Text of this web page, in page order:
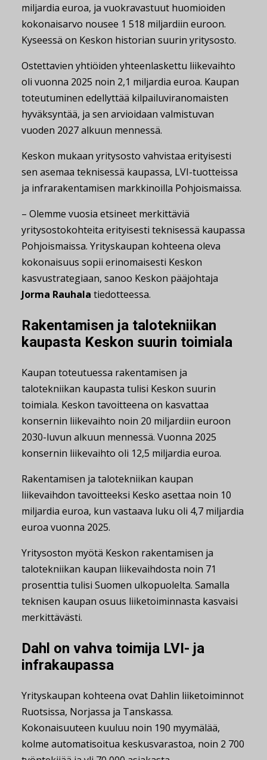
miljardia euroa, ja vuokravastuut huomioiden
kokonaisarvo nousee 1 518 miljardiin euroon.
Kyseessä on Keskon historian suurin yritysosto.
Ostettavien yhtiöiden yhteenlaskettu liikevaihto
oli vuonna 2025 noin 2,1 miljardia euroa. Kaupan
toteutuminen edellyttää kilpailuviranomaisten
hyväksyntää, ja sen arvioidaan valmistuvan
vuoden 2027 alkuun mennessä.
Keskon mukaan yritysosto vahvistaa erityisesti
sen asemaa teknisessä kaupassa, LVI-tuotteissa
ja infrarakentamisen markkinoilla Pohjoismaissa.
– Olemme vuosia etsineet merkittäviä
yritysostokohteita erityisesti teknisessä kaupassa
Pohjoismaissa. Yrityskaupan kohteena oleva
kokonaisuus sopii erinomaisesti Keskon
kasvustrategiaan, sanoo Keskon pääjohtaja
Jorma Rauhala tiedotteessa.
Rakentamisen ja talotekniikan
kaupasta Keskon suurin toimiala
Kaupan toteutuessa rakentamisen ja
talotekniikan kaupasta tulisi Keskon suurin
toimiala. Keskon tavoitteena on kasvattaa
konsernin liikevaihto noin 20 miljardiin euroon
2030-luvun alkuun mennessä. Vuonna 2025
konsernin liikevaihto oli 12,5 miljardia euroa.
Rakentamisen ja talotekniikan kaupan
liikevaihdon tavoitteeksi Kesko asettaa noin 10
miljardia euroa, kun vastaava luku oli 4,7 miljardia
euroa vuonna 2025.
Yritysoston myötä Keskon rakentamisen ja
talotekniikan kaupan liikevaihdosta noin 71
prosenttia tulisi Suomen ulkopuolelta. Samalla
teknisen kaupan osuus liiketoiminnasta kasvaisi
merkittävästi.
Dahl on vahva toimija LVI- ja
infrakaupassa
Yrityskaupan kohteena ovat Dahlin liiketoiminnot
Ruotsissa, Norjassa ja Tanskassa.
Kokonaisuuteen kuuluu noin 190 myymälää,
kolme automatisoitua keskusvarastoa, noin 2 700